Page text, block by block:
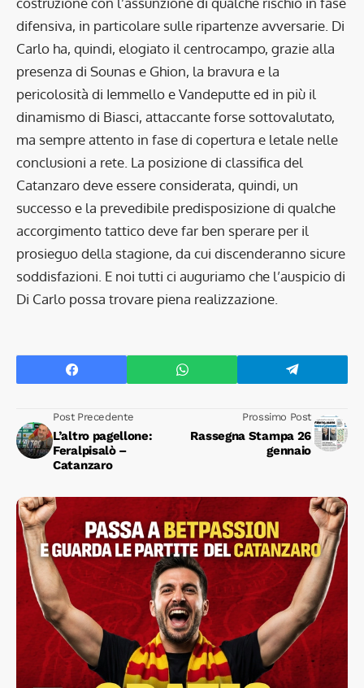
difensiva, in particolare sulle ripartenze avversarie. Di
Carlo ha, quindi, elogiato il centrocampo, grazie alla
presenza di Sounas e Ghion, la bravura e la
pericolosità di Iemmello e Vandeputte ed in più il
dinamismo di Biasci, attaccante forse sottovalutato,
ma sempre attento in fase di copertura e letale nelle
conclusioni a rete. La posizione di classifica del
Catanzaro deve essere considerata, quindi, un
successo e la prevedibile predisposizione di qualche
accorgimento tattico deve far ben sperare per il
prosieguo della stagione, da cui discenderanno sicure
soddisfazioni. E noi tutti ci auguriamo che l’auspicio di
Di Carlo possa trovare piena realizzazione.
Post Precedente
L’altro pagellone:
Feralpisalò –
Catanzaro
Prossimo Post
Rassegna Stampa 26
gennaio